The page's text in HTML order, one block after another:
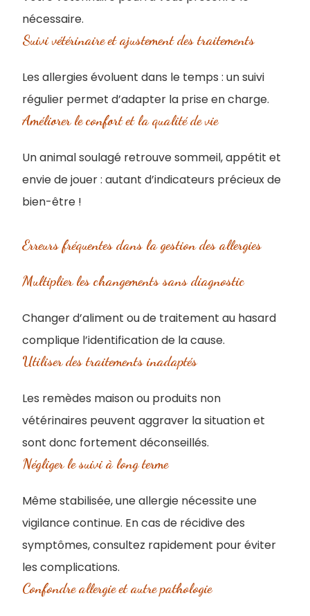
nécessaire.
Suivi vétérinaire et ajustement des traitements
Les allergies évoluent dans le temps : un suivi
régulier permet d’adapter la prise en charge.
Améliorer le confort et la qualité de vie
Un animal soulagé retrouve sommeil, appétit et
envie de jouer : autant d’indicateurs précieux de
bien-être !
Erreurs fréquentes dans la gestion des allergies
Multiplier les changements sans diagnostic
Changer d’aliment ou de traitement au hasard
complique l’identification de la cause.
Utiliser des traitements inadaptés
Les remèdes maison ou produits non
vétérinaires peuvent aggraver la situation et
sont donc fortement déconseillés.
Négliger le suivi à long terme
Même stabilisée, une allergie nécessite une
vigilance continue. En cas de récidive des
symptômes, consultez rapidement pour éviter
les complications.
Confondre allergie et autre pathologie